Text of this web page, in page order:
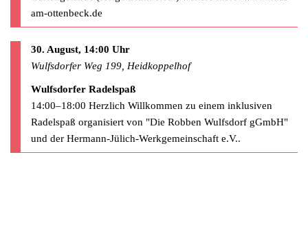
am-ottenbeck.de
30. August, 14:00 Uhr
Wulfsdorfer Weg 199, Heidkoppelhof
Wulfsdorfer Radelspaß
14:00–18:00 Herzlich Willkommen zu einem inklusiven
Radelspaß organisiert von "Die Robben Wulfsdorf gGmbH"
und der Hermann-Jülich-Werkgemeinschaft e.V..